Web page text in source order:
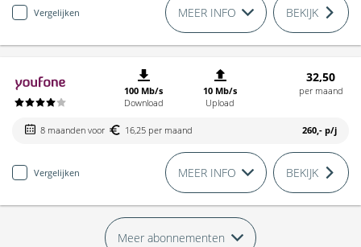
Vergelijken MEER INFO BEKIJK
100 Mb/s
Download
10 Mb/s
Upload
32,50
per maand
8 maanden voor 16,25 per maand 260,- p/j
Vergelijken MEER INFO BEKIJK
Meer abonnementen